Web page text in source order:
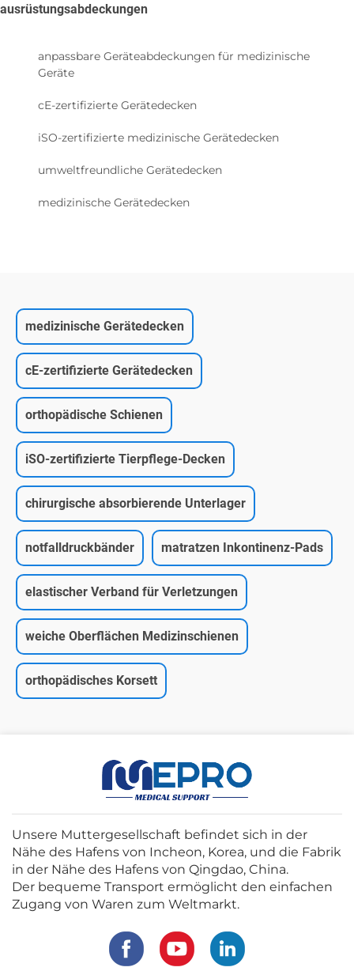
ausrüstungsabdeckungen
anpassbare Geräteabdeckungen für medizinische
Geräte
cE-zertifizierte Gerätedecken
iSO-zertifizierte medizinische Gerätedecken
umweltfreundliche Gerätedecken
medizinische Gerätedecken
medizinische Gerätedecken
cE-zertifizierte Gerätedecken
orthopädische Schienen
iSO-zertifizierte Tierpflege-Decken
chirurgische absorbierende Unterlager
notfalldruckbänder matratzen Inkontinenz-Pads
elastischer Verband für Verletzungen
weiche Oberflächen Medizinschienen
orthopädisches Korsett
Unsere Muttergesellschaft befindet sich in der
Nähe des Hafens von Incheon, Korea, und die Fabrik
in der Nähe des Hafens von Qingdao, China.
Der bequeme Transport ermöglicht den einfachen
Zugang von Waren zum Weltmarkt.